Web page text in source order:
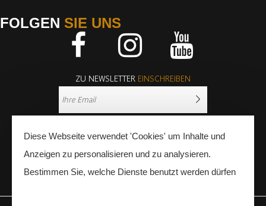
FOLGEN SIE UNS
ZU NEWSLETTER EINSCHREIBEN
PRESSE FACHLEUTE
Diese Webseite verwendet 'Cookies' um Inhalte und
Anzeigen zu personalisieren und zu analysieren.
Bestimmen Sie, welche Dienste benutzt werden dürfen